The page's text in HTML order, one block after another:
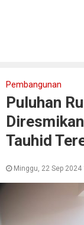
Pembangunan
Puluhan
Tauhid
Minggu, 22 Sep 2024